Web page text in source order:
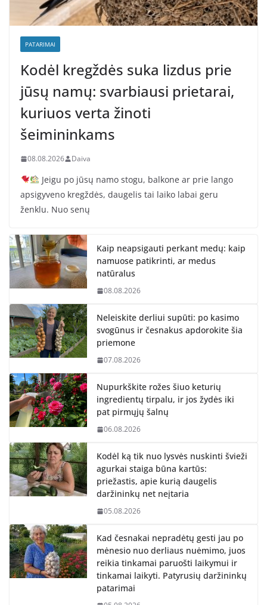
PATARIMAI
Kodėl kregždės suka lizdus prie
jūsų namų: svarbiausi prietarai,
kuriuos verta žinoti
šeimininkams
08.08.2026 Daiva
Jeigu po jūsų namo stogu, balkone ar prie lango
apsigyveno kregždės, daugelis tai laiko labai geru
ženklu. Nuo senų
Kaip neapsigauti perkant medų: kaip
namuose patikrinti, ar medus
natūralus
08.08.2026
Neleiskite derliui supūti: po kasimo
svogūnus ir česnakus apdorokite šia
priemone
07.08.2026
Nupurkškite rožes šiuo keturių
ingredientų tirpalu, ir jos žydės iki
pat pirmųjų šalnų
06.08.2026
Kodėl ką tik nuo lysvės nuskinti švieži
agurkai staiga būna kartūs:
priežastis, apie kurią daugelis
daržininkų net neįtaria
05.08.2026
Kad česnakai nepradėtų gesti jau po
mėnesio nuo derliaus nuėmimo, juos
reikia tinkamai paruošti laikymui ir
tinkamai laikyti. Patyrusių daržininkų
patarimai